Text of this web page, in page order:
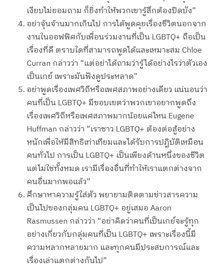
เงียบไม่ยอมถาม ก็ยิ่งทำให้พวกเขารู้สึกต้องปิดบัง”
อย่าจุ้นจ้านมากเกินไป การได้พูดคุยเรื่องชีวิตนอกจาก
งานในออฟฟิศกับเพื่อนร่วมงานที่เป็น LGBTQ+ ถือเป็น
เรื่องที่ดี ตราบใดที่สามารถพูดได้และเหมาะสม Chloe
Curran กล่าวว่า “แต่อย่าได้ถามว่ารู้ได้อย่างไรว่าตัวเอง
เป็นเกย์ เพราะมันฟังดูประหลาด”
อย่าพูดเรื่องเพศวิถีหรือเพศสภาพอย่างเดียว แน่นอนว่า
คนที่เป็น LGBTQ+ มีขอบเขตว่าพวกเขาอยากพูดถึง
เรื่องเพศวิถีหรือเพศสภาพมากน้อยแค่ไหน Eugene
Huffman กล่าวว่า “เราชาว LGBTQ+ ต้องต่อสู้อย่าง
หนักเพื่อให้มีสิทธิเท่าเทียมและได้รับการปฏิบัติเหมือน
คนทั่วไป การเป็น LGBTQ+ เป็นเพียงด้านหนึ่งของชีวิต
แต่ไม่ใช่ทั้งหมด เรามีเรื่องอื่นที่ทำให้เราแตกต่างจาก
คนอื่นมากพอแล้ว”
ศึกษาหาความรู้ใส่ตัว พยายามติดตามข่าวสารความ
เป็นไปของกลุ่มคน LGBTQ+ อยู่เสมอ Aaron
Rasmussen กล่าวว่า “อย่าคิดว่าคนที่เป็นเกย์จะรู้ทุก
อย่างเกี่ยวกับกลุ่มคนที่เป็น LGBTQ+ เพราะเรื่องนี้มี
ความหลากหลายมาก และทุกคนมีประสบการณ์และ
เรื่องเล่าแตกต่างกันไป”